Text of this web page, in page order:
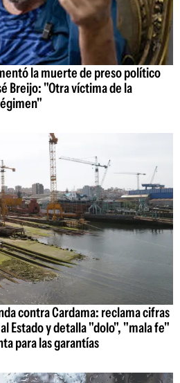
la muerte de preso político
Breijo: "Otra víctima de la
contra Cardama: reclama cifras
Estado y detalla "dolo", "mala fe"
para las garantías